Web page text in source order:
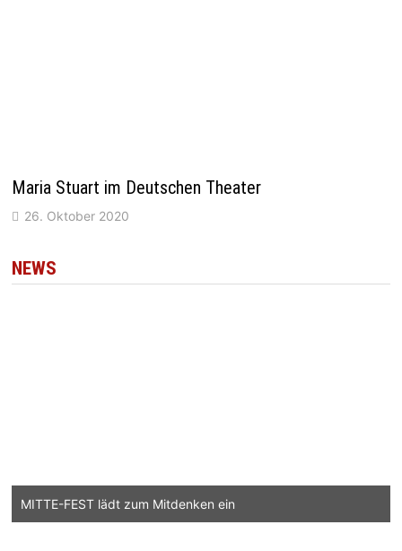
Maria Stuart im Deutschen Theater
26. Oktober 2020
NEWS
MITTE-FEST lädt zum Mitdenken ein